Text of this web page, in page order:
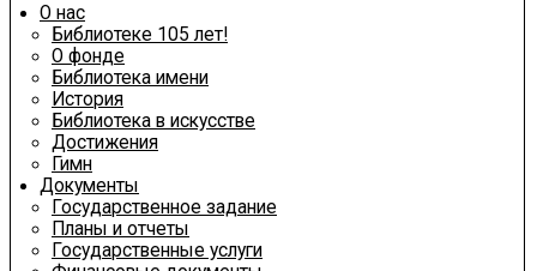
О нас
Библиотеке 105 лет!
О фонде
Библиотека имени
История
Библиотека в искусстве
Достижения
Гимн
Документы
Государственное задание
Планы и отчеты
Государственные услуги